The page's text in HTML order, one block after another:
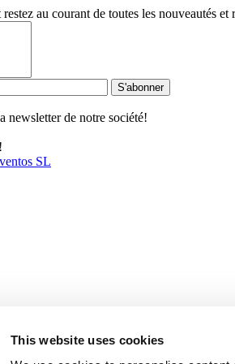
This website uses cookies
au courant de toutes les nouveautés et
S'abonner
newsletter de notre société!